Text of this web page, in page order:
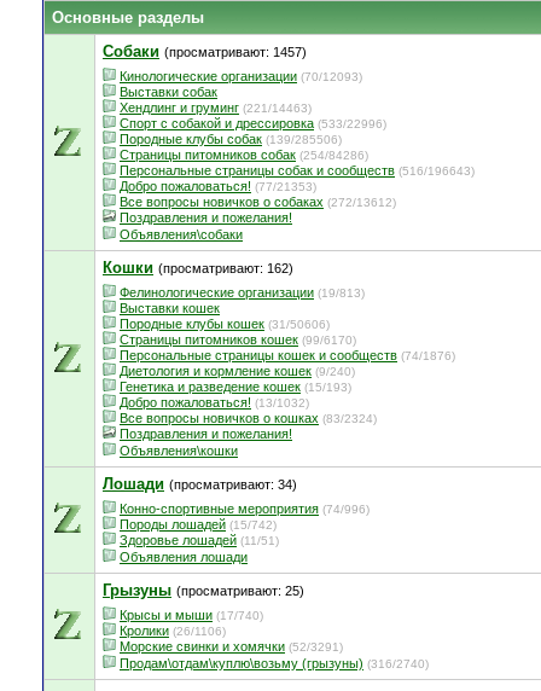
Основные разделы
Собаки (просматривают: 1457)
Кинологические организации (70/12093)
Выставки собак
Хендлинг и груминг (221/14463)
Спорт с собакой и дрессировка (533/22996)
Породные клубы собак (139/285506)
Страницы питомников собак (254/84286)
Персональные страницы собак и сообществ (516/196643)
Добро пожаловаться! (77/21353)
Все вопросы новичков о собаках (272/13612)
Поздравления и пожелания!
Объявления\собаки
Кошки (просматривают: 162)
Фелинологические организации (19/813)
Выставки кошек
Породные клубы кошек (31/50606)
Страницы питомников кошек (99/6170)
Персональные страницы кошек и сообществ (74/1876)
Диетология и кормление кошек (9/240)
Генетика и разведение кошек (15/193)
Добро пожаловаться! (13/1032)
Все вопросы новичков о кошках (83/2324)
Поздравления и пожелания!
Объявления\кошки
Лошади (просматривают: 34)
Конно-спортивные мероприятия (74/996)
Породы лошадей (15/742)
Здоровье лошадей (11/51)
Объявления лошади
Грызуны (просматривают: 25)
Крысы и мыши (17/740)
Кролики (26/1106)
Морские свинки и хомячки (52/3291)
Продам\отдам\куплю\возьму (грызуны) (316/2740)